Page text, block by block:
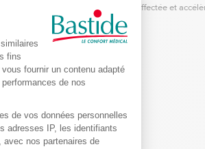
la circulation dans la région affectée et